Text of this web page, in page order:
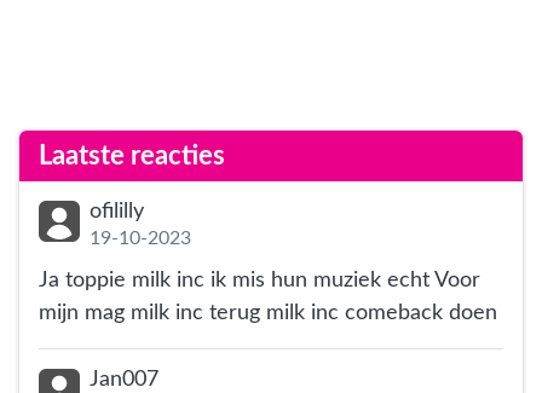
Laatste reacties
ofililly
19-10-2023
Ja toppie milk inc ik mis hun muziek echt Voor
mijn mag milk inc terug milk inc comeback doen
Jan007